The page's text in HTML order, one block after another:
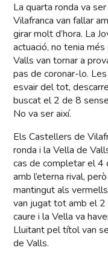
La quarta ronda va
Vilafranca van fallar
girar molt d’hora. La
actuació, no tenia
Valls van tornar a
pas de coronar-lo.
esvair del tot,
buscat el 2 de 8
No va ser així.
Els Castellers de
ronda i la Vella de
cas de completar el 4
amb l’eterna rival,
mantingut als
van jugat tot amb el
caure i la Vella va
Lluitant pel títol van
de Valls.